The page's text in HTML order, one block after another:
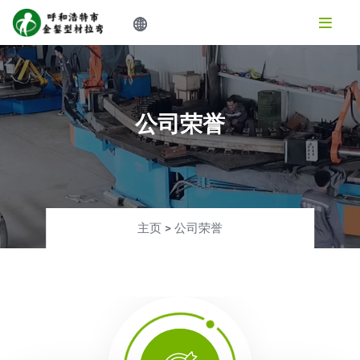
公司荣誉
主页> 公司荣誉